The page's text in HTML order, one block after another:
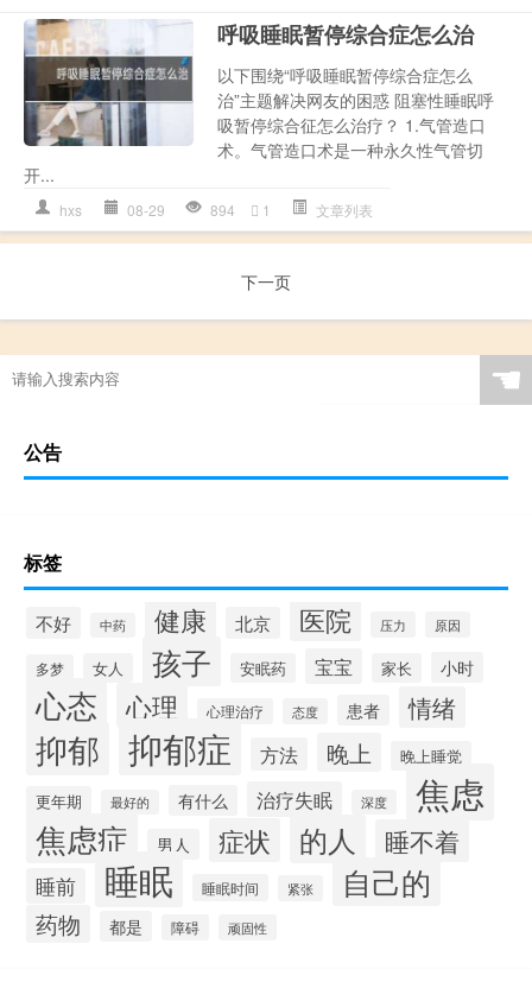
呼吸睡眠暂停综合症怎么治
以下围绕“呼吸睡眠暂停综合症怎么
治”主题解决网友的困惑 阻塞性睡眠呼
吸暂停综合征怎么治疗？ 1.气管造口
术。气管造口术是一种永久性气管切
开...
hxs 08-29 894 1 文章列表
下一页
☚
公告
标签
不好 中药 健康 北京 医院 压力 原因
多梦 女人 孩子 安眠药 宝宝 家长 小时
心态 心理 心理治疗 态度 患者 情绪
抑郁 抑郁症 方法 晚上
晚上睡觉
更年期
最好的 有什么 治疗失眠 深度 焦虑
焦虑症 男人 症状 的人 睡不着
睡前 睡眠 睡眠时间 紧张 自己的
药物 都是 障碍 顽固性